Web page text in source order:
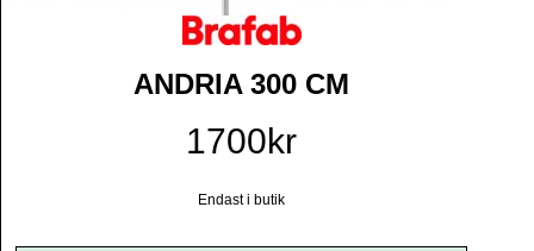
ANDRIA 300 CM
1700kr
Endast i butik